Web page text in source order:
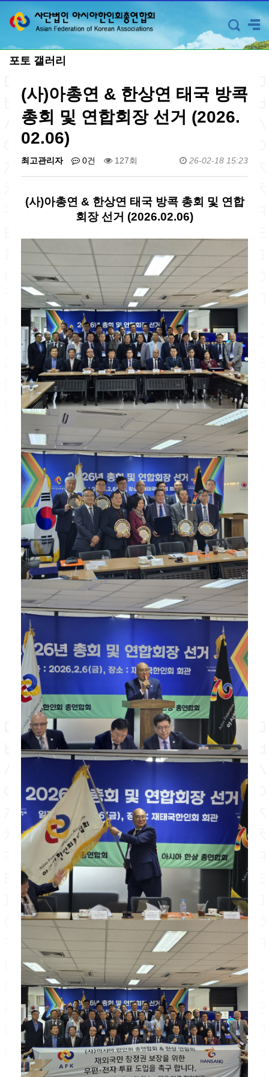
포토 갤러리
(사)아총연 & 한상연 태국 방콕
총회 및 연합회장 선거 (2026.
02.06)
최고관리자 0건 127회 26-02-18 15:23
(사)아총연 & 한상연 태국 방콕 총회 및 연합
회장 선거 (2026.02.06)